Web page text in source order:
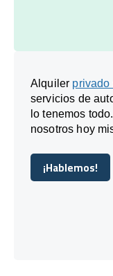
Alquiler privado
servicios de
lo tenemos
nosotros hoy
¡Hablemos!
¡Hablemos!